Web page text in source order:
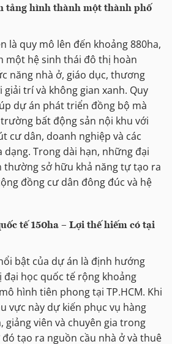
tảng hình thành một thành phố
là quy mô lên đến khoảng 880ha,
một hệ sinh thái đô thị hoàn
năng nhà ở, giáo dục, thương
giải trí và không gian xanh. Quy
dự án phát triển đồng bộ mà
bất động sản nội khu với
cư dân, doanh nghiệp và các
dạng. Trong dài hạn, những đại
thường sở hữu khả năng tự tạo ra
đồng cư dân đông đúc và hệ
tế 150ha – Lợi thế hiếm có tại
bật của dự án là định hướng
học quốc tế rộng khoảng
hình tiên phong tại TP.HCM. Khi
vực này dự kiến phục vụ hàng
giảng viên và chuyên gia trong
tạo ra nguồn cầu nhà ở và thuê